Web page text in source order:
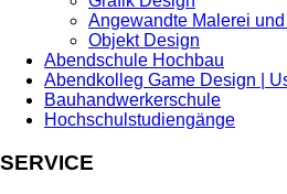
Angewandte Malerei
Objekt Design
Abendschule Hochbau
Abendkolleg Game Design |
Bauhandwerkerschule
Hochschulstudiengänge
SERVICE